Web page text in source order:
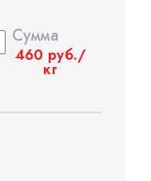
Сумма
460 руб./
кг